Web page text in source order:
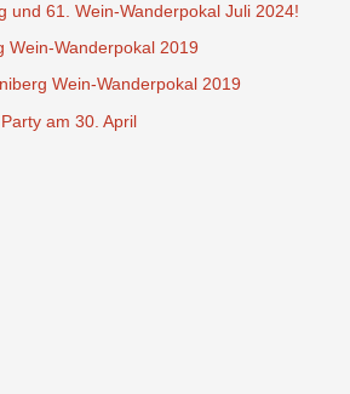
und 61. Wein-Wanderpokal Juli 2024!
Wein-Wanderpokal 2019
Wein-Wanderpokal 2019
am 30. April